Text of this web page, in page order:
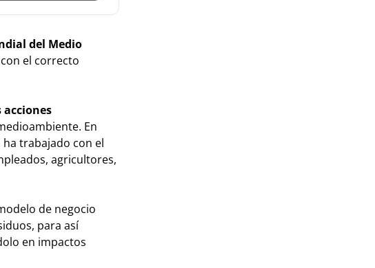
del Medio
el correcto
En
trabajado con el
agricultores,
de negocio
para así
en impactos